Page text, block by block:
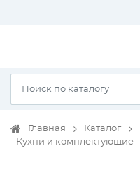
Главная Каталог
Кухни и комплектующие